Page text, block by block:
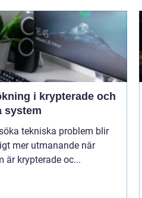
i krypterade och
system
tekniska problem blir
mer utmanande när
är krypterade oc...